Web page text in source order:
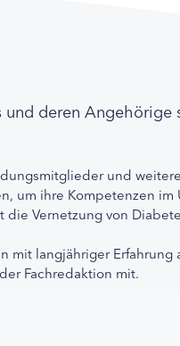
deren Angehörige
und
um ihre Kompetenzen
Vernetzung von
mit langjähriger Erfahrung
Fachredaktion mit.